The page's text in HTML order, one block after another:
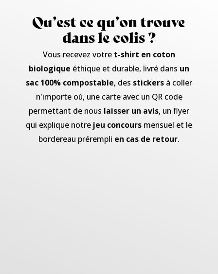
Qu’est ce qu’on trouve
dans le colis ?
Vous recevez votre t-shirt en coton
biologique éthique et durable, livré dans un
sac 100% compostable, des stickers à coller
n'importe où, une carte avec un QR code
permettant de nous laisser un avis, un flyer
qui explique notre jeu concours mensuel et le
bordereau prérempli en cas de retour.